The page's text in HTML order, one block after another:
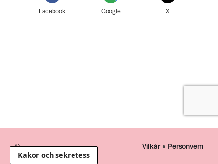
Facebook Google X
© Vilkår Personvern
Kakor och sekretess